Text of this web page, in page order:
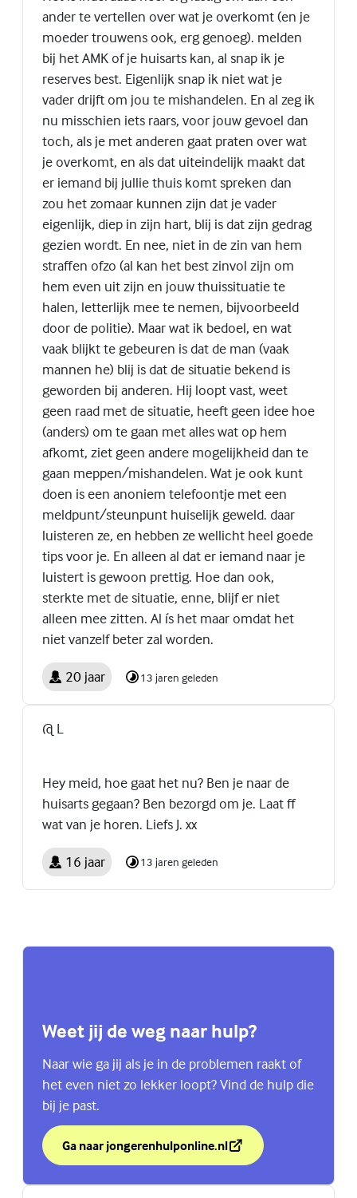
ander te vertellen over wat je overkomt (en je
moeder trouwens ook, erg genoeg). melden
bij het AMK of je huisarts kan, al snap ik je
reserves best. Eigenlijk snap ik niet wat je
vader drijft om jou te mishandelen. En al zeg ik
nu misschien iets raars, voor jouw gevoel dan
toch, als je met anderen gaat praten over wat
je overkomt, en als dat uiteindelijk maakt dat
er iemand bij jullie thuis komt spreken dan
zou het zomaar kunnen zijn dat je vader
eigenlijk, diep in zijn hart, blij is dat zijn gedrag
gezien wordt. En nee, niet in de zin van hem
straffen ofzo (al kan het best zinvol zijn om
hem even uit zijn en jouw thuissituatie te
halen, letterlijk mee te nemen, bijvoorbeeld
door de politie). Maar wat ik bedoel, en wat
vaak blijkt te gebeuren is dat de man (vaak
mannen he) blij is dat de situatie bekend is
geworden bij anderen. Hij loopt vast, weet
geen raad met de situatie, heeft geen idee hoe
(anders) om te gaan met alles wat op hem
afkomt, ziet geen andere mogelijkheid dan te
gaan meppen/mishandelen. Wat je ook kunt
doen is een anoniem telefoontje met een
meldpunt/steunpunt huiselijk geweld. daar
luisteren ze, en hebben ze wellicht heel goede
tips voor je. En alleen al dat er iemand naar je
luistert is gewoon prettig. Hoe dan ook,
sterkte met de situatie, enne, blijf er niet
alleen mee zitten. Al ís het maar omdat het
niet vanzelf beter zal worden.
20 jaar 13 jaren geleden
@ L
Hey meid, hoe gaat het nu? Ben je naar de
huisarts gegaan? Ben bezorgd om je. Laat ff
wat van je horen. Liefs J. xx
16 jaar 13 jaren geleden
Weet jij de weg naar hulp?
Naar wie ga jij als je in de problemen raakt of
het even niet zo lekker loopt? Vind de hulp die
bij je past.
Ga naar jongerenhulponline.nl
over Weet jij de weg naar hulp?
(Externe link)